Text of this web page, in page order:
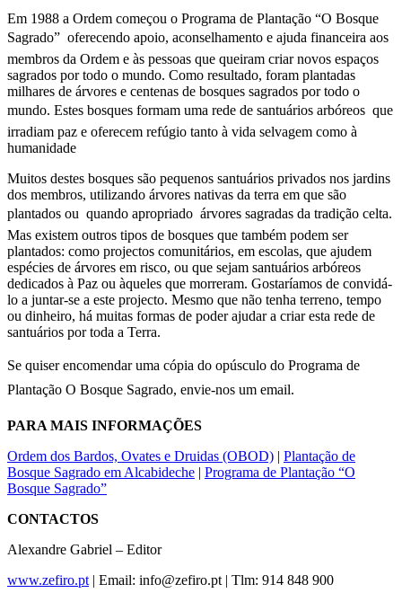
Em 1988 a Ordem começou o Programa de Plantação “O Bosque
Sagrado”  oferecendo apoio, aconselhamento e ajuda financeira aos
membros da Ordem e às pessoas que queiram criar novos espaços
sagrados por todo o mundo. Como resultado, foram plantadas
milhares de árvores e centenas de bosques sagrados por todo o
mundo. Estes bosques formam uma rede de santuários arbóreos  que
irradiam paz e oferecem refúgio tanto à vida selvagem como à
humanidade
Muitos destes bosques são pequenos santuários privados nos jardins
dos membros, utilizando árvores nativas da terra em que são
plantados ou  quando apropriado  árvores sagradas da tradição celta.
Mas existem outros tipos de bosques que também podem ser
plantados: como projectos comunitários, em escolas, que ajudem
espécies de árvores em risco, ou que sejam santuários arbóreos
dedicados à Paz ou àqueles que morreram. Gostaríamos de convidá-
lo a juntar-se a este projecto. Mesmo que não tenha terreno, tempo
ou dinheiro, há muitas formas de poder ajudar a criar esta rede de
santuários por toda a Terra.
Se quiser encomendar uma cópia do opúsculo do Programa de
Plantação O Bosque Sagrado, envie-nos um email.
PARA MAIS INFORMAÇÕES
Ordem dos Bardos, Ovates e Druidas (OBOD) | Plantação de
Bosque Sagrado em Alcabideche | Programa de Plantação “O
Bosque Sagrado”
CONTACTOS
Alexandre Gabriel – Editor
www.zefiro.pt| Email: info@zefiro.pt | Tlm: 914 848 900